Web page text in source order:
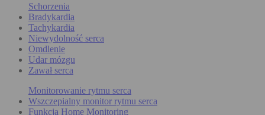
Schorzenia
Bradykardia
Tachykardia
Niewydolność serca
Omdlenie
Udar mózgu
Zawał serca
Monitorowanie rytmu serca
Wszczepialny monitor rytmu serca
Funkcja Home Monitoring